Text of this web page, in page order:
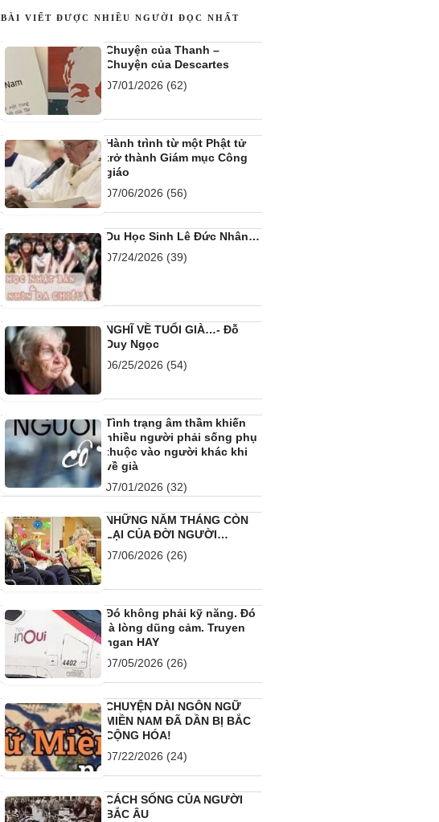
BÀI VIẾT ĐƯỢC NHIỀU NGƯỜI ĐỌC NHẤT
Chuyện của Thanh –
Chuyện của Descartes
07/01/2026 (62)
Hành trình từ một Phật tử
trở thành Giám mục Công
giáo
07/06/2026 (56)
Du Học Sinh Lê Đức Nhân…
07/24/2026 (39)
NGHĨ VỀ TUỔI GIÀ…- Đỗ
Duy Ngọc
06/25/2026 (54)
Tình trạng âm thầm khiến
nhiều người phải sống phụ
thuộc vào người khác khi
về già
07/01/2026 (32)
NHỮNG NĂM THÁNG CÒN
LẠI CỦA ĐỜI NGƯỜI…
07/06/2026 (26)
Đó không phải kỹ năng. Đó
là lòng dũng cảm. Truyen
ngan HAY
07/05/2026 (26)
CHUYỆN DÀI NGÔN NGỮ
MIỀN NAM ĐÃ DẦN BỊ BẮC
CỘNG HÓA!
07/22/2026 (24)
CÁCH SỐNG CỦA NGƯỜI
BẮC ÂU